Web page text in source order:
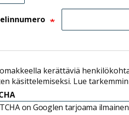
kerättäviä
käsittelemiseksi. Lue
on Googlen tarjoama